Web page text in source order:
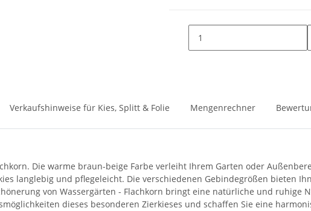
Verkaufshinweise für Kies, Splitt & Folie Mengenrechner
Die warme braun-beige Farbe verleiht Ihrem Garten oder
langlebig und pflegeleicht. Die verschiedenen Gebindegrößen bieten
von Wassergärten - Flachkorn bringt eine natürliche und ruhige
dieses besonderen Zierkieses und schaffen Sie eine